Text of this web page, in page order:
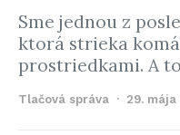
Sme jednou z
ktorá strieka
prostriedkami. A
Tlačová správa 29. mája